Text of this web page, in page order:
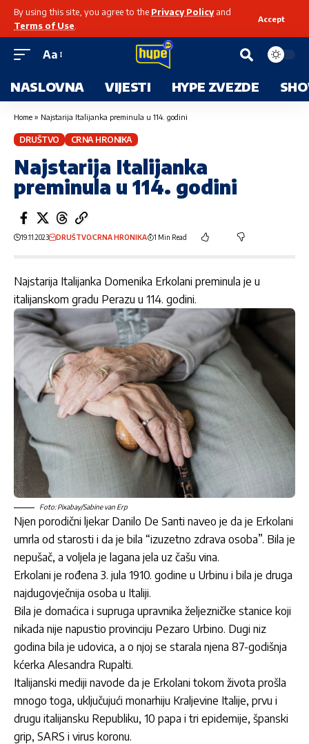
By using this site, you agree to the Privacy Policyand
Terms of Use
Accept
Aa
NASLOVNA VIJESTI HYPE ZVEZDE
Home » Najstarija Italijanka preminula u 114. godini
DRUŠTVO CRNA HRONIKA
Najstarija Italijanka
preminula u 114. godini
19.11.2023 DRUŠTVOCRNA HRONIKA 1 Min Read
Najstarija Italijanka Domenika Erkolani preminula je u
italijanskom gradu Perazu u 114. godini.
Foto: Pixabay/Sabine van Erp
Njen porodični ljekar Danilo De Santi naveo je da je Erkolani
umrla od starosti i da je bila “izuzetno zdrava osoba”. Bila je
nepušač, a voljela je lagana jela uz čašu vina.
Erkolani je rođena 3. jula 1910. godine u Urbinu i bila je druga
najdugovječnija osoba u Italiji.
Bila je domaćica i supruga upravnika željezničke stanice koji
nikada nije napustio provinciju Pezaro Urbino. Dugi niz
godina bila je udovica, a o njoj se starala njena 87-godišnja
kćerka Alesandra Rupalti.
Italijanski mediji navode da je Erkolani tokom života prošla
mnogo toga, uključujući monarhiju Kraljevine Italije, prvu i
drugu italijansku Republiku, 10 papa i tri epidemije, španski
grip, SARS i virus koronu.